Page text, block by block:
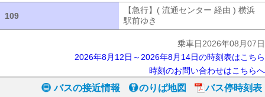
109
【急行】( 流通センター 経由 ) 横浜
駅前ゆき
乗車日2026年08月07日
2026年8月12日～2026年8月14日の時刻表はこちら
時刻のお問い合わせはこちらへ
バスの接近情報 のりば地図
バス停時刻表